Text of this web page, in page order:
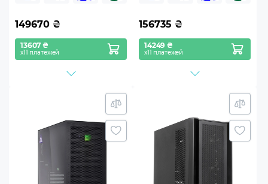
149670 ₴
13607 ₴
х11 платежей
156735 ₴
14249 ₴
х11 платежей